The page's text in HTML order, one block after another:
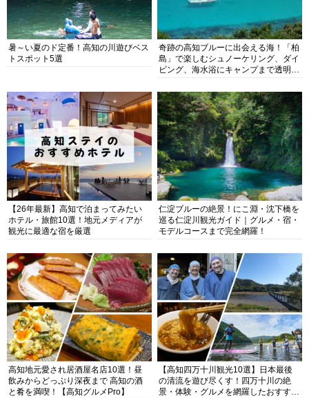
暑～い夏のド定番！高知の川遊びベス
トスポット5選
奇跡の高知ブルーに出会える海！「柏
島」で楽しむシュノーケリング、ダイ
ビング、海水浴にキャンプまで透明度
【26年最新】高知で泊まってみたい
ホテル・旅館10選！地元メディアが
観光に最適な宿を厳選
仁淀ブルーの絶景！にこ淵・沈下橋を
巡る仁淀川観光ガイド｜グルメ・宿・
モデルコースまで完全網羅！
高知地元愛され居酒屋名店10選！昼
飲みからどっぷり深夜まで 高知の酒
と肴を満喫！【高知グルメPro】
【高知四万十川観光10選】日本最後
の清流を遊び尽くす！四万十川の絶
景・体験・グルメを網羅したおすすめ